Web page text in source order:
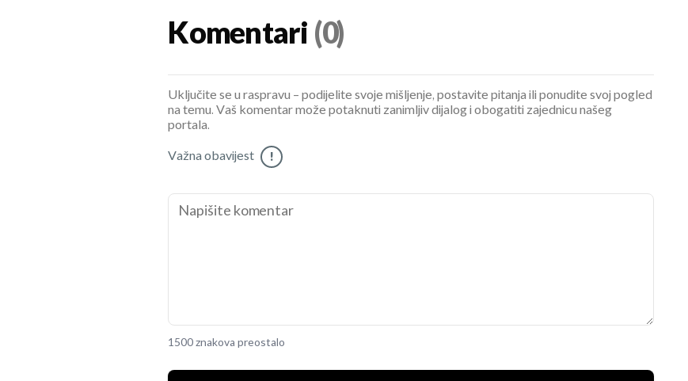
Komentari (0)
Uključite se u raspravu – podijelite svoje mišljenje, postavite pitanja ili ponudite svoj pogled
na temu. Vaš komentar može potaknuti zanimljiv dijalog i obogatiti zajednicu našeg
portala.
Važna obavijest !
1500 znakova preostalo